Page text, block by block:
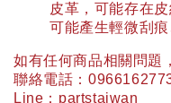
皮革，可能存在
可能產生輕微刮
如有任何商品相關問題
聯絡電話：
Line ： partstaiwan